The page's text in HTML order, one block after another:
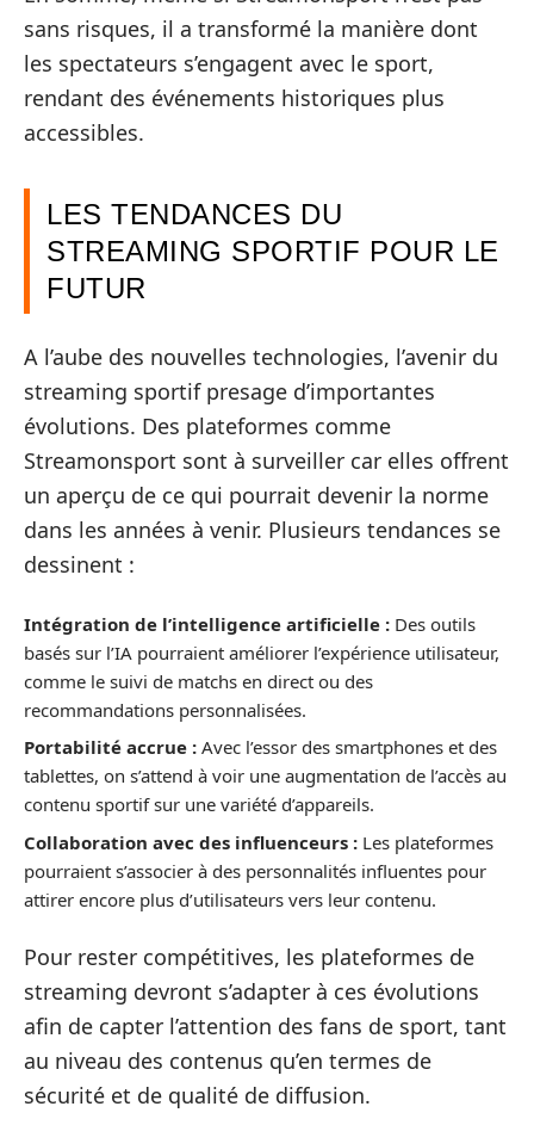
sans risques, il a transformé la manière dont
les spectateurs s’engagent avec le sport,
rendant des événements historiques plus
accessibles.
LES TENDANCES DU
STREAMING SPORTIF POUR LE
FUTUR
A l’aube des nouvelles technologies, l’avenir du
streaming sportif presage d’importantes
évolutions. Des plateformes comme
Streamonsport sont à surveiller car elles offrent
un aperçu de ce qui pourrait devenir la norme
dans les années à venir. Plusieurs tendances se
dessinent :
Intégration de l’intelligence artificielle : Des outils
basés sur l’IA pourraient améliorer l’expérience utilisateur,
comme le suivi de matchs en direct ou des
recommandations personnalisées.
Portabilité accrue : Avec l’essor des smartphones et des
tablettes, on s’attend à voir une augmentation de l’accès au
contenu sportif sur une variété d’appareils.
Collaboration avec des influenceurs : Les plateformes
pourraient s’associer à des personnalités influentes pour
attirer encore plus d’utilisateurs vers leur contenu.
Pour rester compétitives, les plateformes de
streaming devront s’adapter à ces évolutions
afin de capter l’attention des fans de sport, tant
au niveau des contenus qu’en termes de
sécurité et de qualité de diffusion.